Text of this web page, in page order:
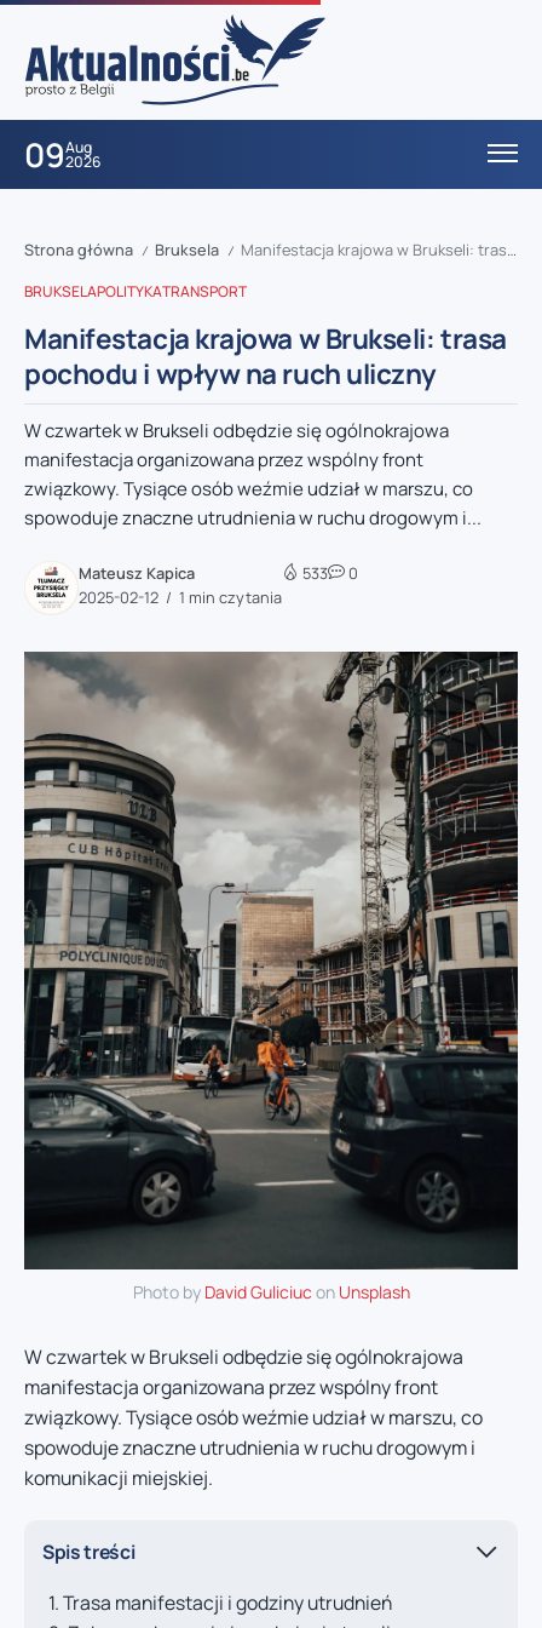
09Aug
2026
Strona główna / Bruksela / Manifestacja krajowa w Brukseli: trasa pochodu i wpływ na ruch uliczny
BRUKSELAPOLITYKATRANSPORT
Manifestacja krajowa w Brukseli: trasa
pochodu i wpływ na ruch uliczny
W czwartek w Brukseli odbędzie się ogólnokrajowa
manifestacja organizowana przez wspólny front
związkowy. Tysiące osób weźmie udział w marszu, co
spowoduje znaczne utrudnienia w ruchu drogowym i...
Mateusz Kapica
2025-02-12
1 min czytania
533 0
Photo by David Guliciuc on Unsplash
W czwartek w Brukseli odbędzie się ogólnokrajowa
manifestacja organizowana przez wspólny front
związkowy. Tysiące osób weźmie udział w marszu, co
spowoduje znaczne utrudnienia w ruchu drogowym i
komunikacji miejskiej.
Spis treści
Trasa manifestacji i godziny utrudnień